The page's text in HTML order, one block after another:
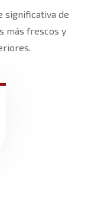
significativa de
más frescos y